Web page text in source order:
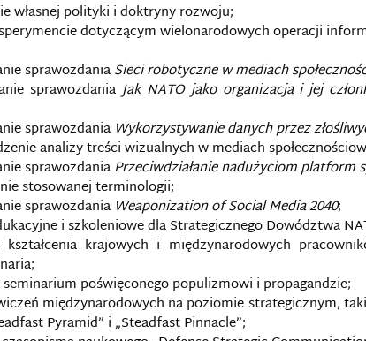
własnej polityki i doktryny rozwoju;
dotyczącym wielonarodowych operacji
sprawozdaniaSieci robotyczne w mediach
sprawozdaniaJak NATO jako organizacja i jej
sprawozdania Wykorzystywanie danych przez
analizy treści wizualnych w mediach
sprawozdaniaPrzeciwdziałanie nadużyciom platform
stosowanej terminologii;
sprawozdania Weaponization of Social Media 2040;
i szkoleniowe dla Strategicznego Dowództwa
kształcenia krajowych i międzynarodowych
poświęconego populizmowi i propagandzie;
międzynarodowych na poziomie strategicznym,
Pyramid” i „Steadfast Pinnacle”;